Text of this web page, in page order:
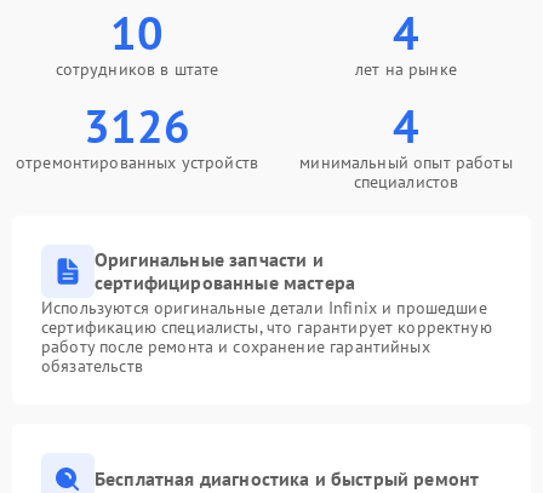
10
сотрудников в штате
4
лет на рынке
3126
отремонтированных устройств
4
минимальный опыт работы
специалистов
Оригинальные запчасти и
сертифицированные мастера
Используются оригинальные детали Infinix и прошедшие
сертификацию специалисты, что гарантирует корректную
работу после ремонта и сохранение гарантийных
обязательств
Бесплатная диагностика и быстрый ремонт